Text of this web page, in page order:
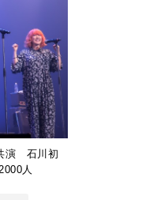
演 石川初
人